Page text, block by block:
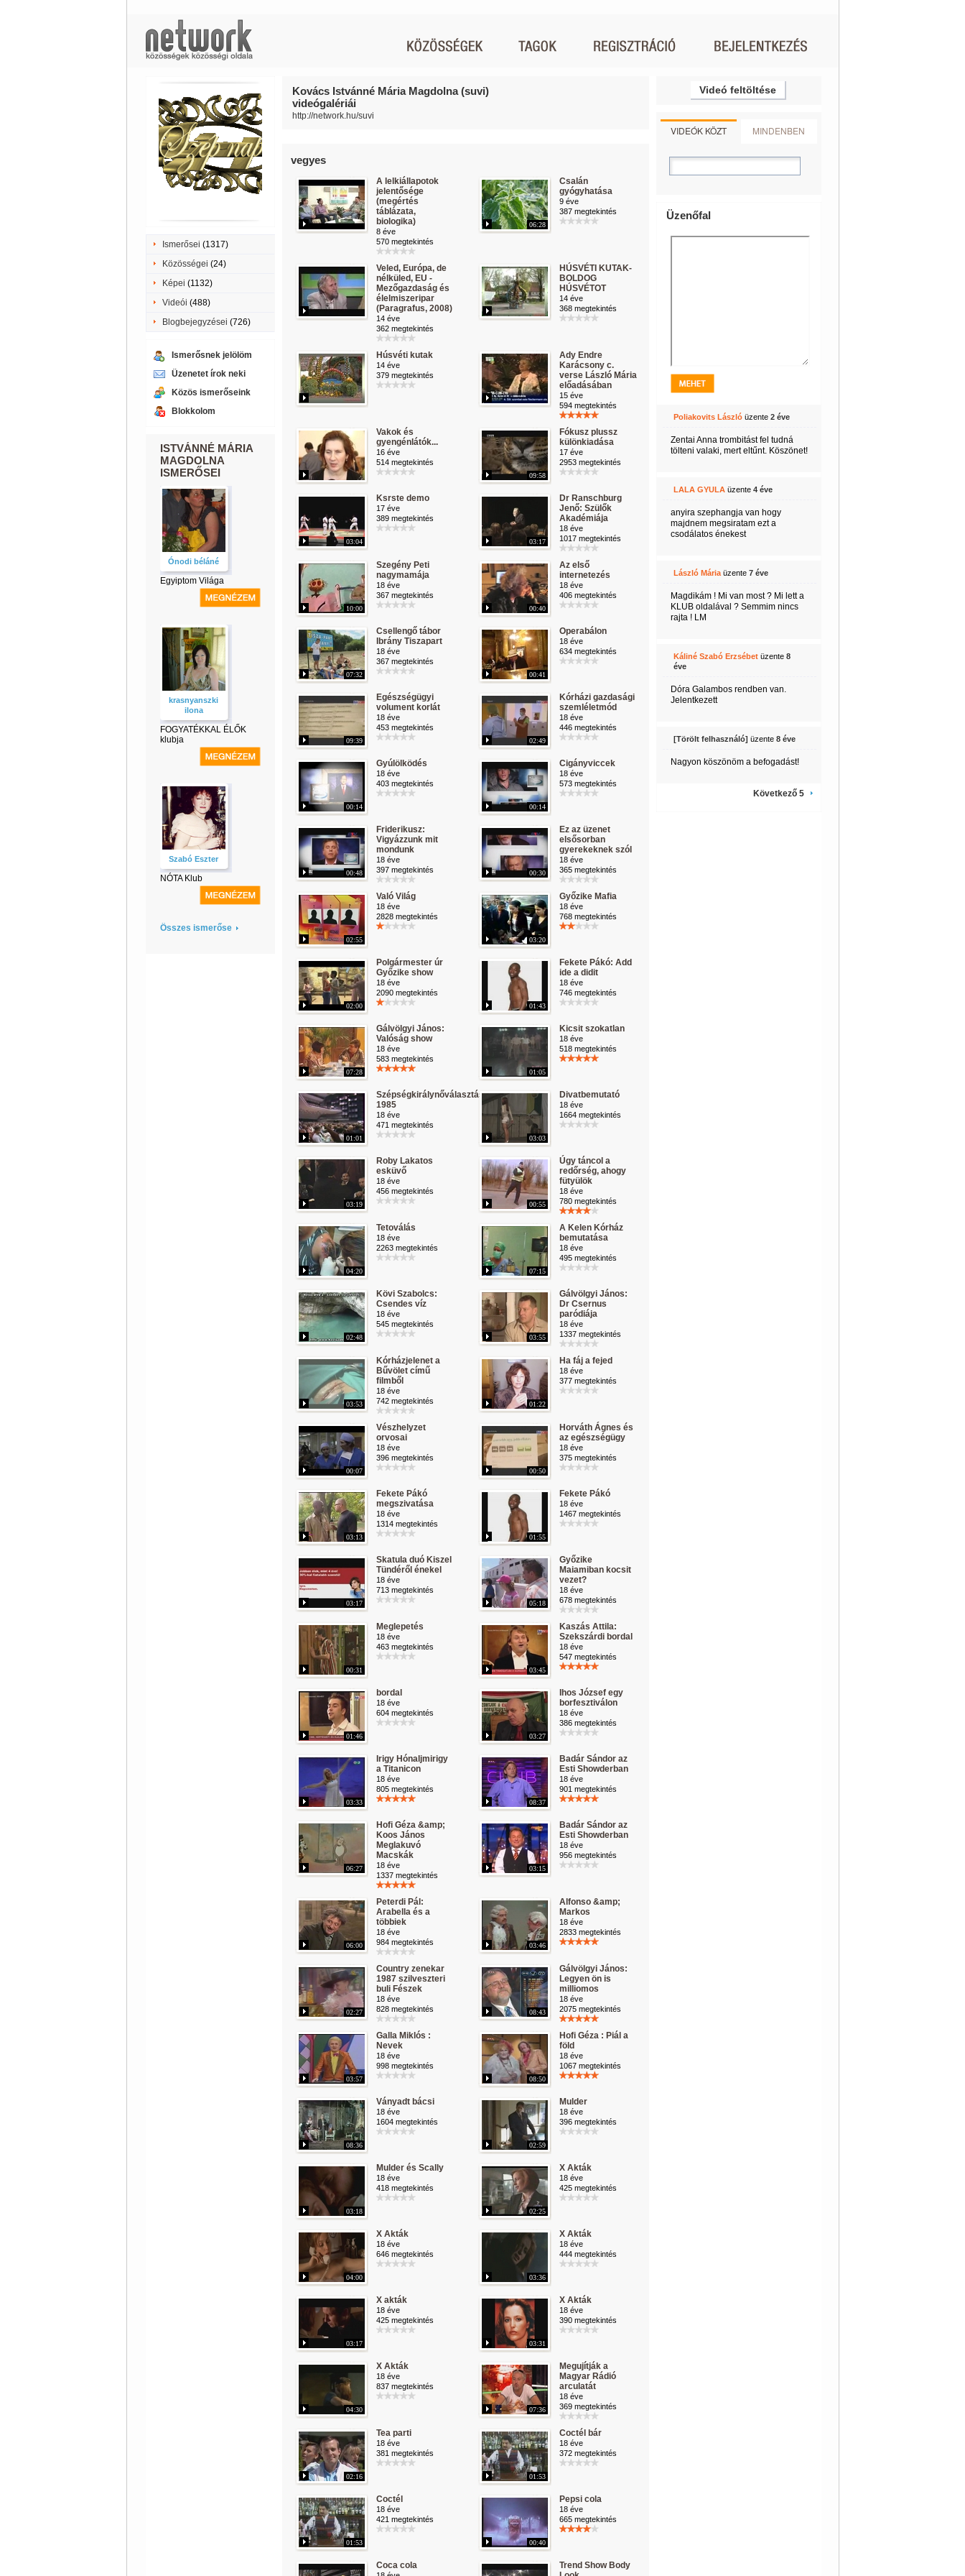
Ismerősei (1317)
Közösségei (24)
Képei (1132)
Videói (488)
Blogbejegyzései (726)
Ismerősnek jelölöm
Üzenetet írok neki
Közös ismerőseink
Blokkolom
ISTVÁNNÉ MÁRIA
MAGDOLNA
ISMERŐSEI
Ónodi béláné
Egyiptom Világa
krasnyanszki
ilona
FOGYATÉKKAL ÉLŐK
klubja
Szabó Eszter
NÓTA Klub
Összes ismerőse
Kovács Istvánné Mária Magdolna (suvi)
videógalériái
http://network.hu/suvi
vegyes
A lelkiállapotok
jelentősége
(megértés
táblázata,
biologika)
8 éve
570 megtekintés
06:28
Csalán
gyógyhatása
9 éve
387 megtekintés
Veled, Európa, de
nélküled, EU -
Mezőgazdaság és
élelmiszeripar
(Paragrafus, 2008)
14 éve
362 megtekintés
HÚSVÉTI KUTAK-
BOLDOG
HÚSVÉTOT
14 éve
368 megtekintés
Húsvéti kutak
14 éve
379 megtekintés
Ady Endre
Karácsony c.
verse László Mária
előadásában
15 éve
594 megtekintés
Vakok és
gyengénlátók...
16 éve
514 megtekintés
09:58
Fókusz plussz
különkiadása
17 éve
2953 megtekintés
03:04
Ksrste demo
17 éve
389 megtekintés
03:17
Dr Ranschburg
Jenő: Szülők
Akadémiája
18 éve
1017 megtekintés
10:00
Szegény Peti
nagymamája
18 éve
367 megtekintés
00:40
Az első
internetezés
18 éve
406 megtekintés
07:32
Csellengő tábor
Ibrány Tiszapart
18 éve
367 megtekintés
00:41
Operabálon
18 éve
634 megtekintés
09:39
Egészségügyi
volument korlát
18 éve
453 megtekintés
02:49
Kórházi gazdasági
szemléletmód
18 éve
446 megtekintés
00:14
Gyúlölködés
18 éve
403 megtekintés
00:14
Cigányviccek
18 éve
573 megtekintés
00:48
Friderikusz:
Vigyázzunk mit
mondunk
18 éve
397 megtekintés
00:30
Ez az üzenet
elsősorban
gyerekeknek szól
18 éve
365 megtekintés
02:55
Való Világ
18 éve
2828 megtekintés
03:20
Győzike Mafia
18 éve
768 megtekintés
02:00
Polgármester úr
Győzike show
18 éve
2090 megtekintés
01:43
Fekete Pákó: Add
ide a didit
18 éve
746 megtekintés
07:28
Gálvölgyi János:
Valóság show
18 éve
583 megtekintés
01:05
Kicsit szokatlan
18 éve
518 megtekintés
01:01
Szépségkirálynőválasztás
1985
18 éve
471 megtekintés
03:03
Divatbemutató
18 éve
1664 megtekintés
03:19
Roby Lakatos
esküvő
18 éve
456 megtekintés
00:55
Úgy táncol a
redőrség, ahogy
fütyülök
18 éve
780 megtekintés
04:20
Tetoválás
18 éve
2263 megtekintés
07:15
A Kelen Kórház
bemutatása
18 éve
495 megtekintés
02:48
Kövi Szabolcs:
Csendes víz
18 éve
545 megtekintés
03:55
Gálvölgyi János:
Dr Csernus
paródiája
18 éve
1337 megtekintés
03:53
Kórházjelenet a
Bűvölet című
filmből
18 éve
742 megtekintés
01:22
Ha fáj a fejed
18 éve
377 megtekintés
00:07
Vészhelyzet
orvosai
18 éve
396 megtekintés
00:50
Horváth Ágnes és
az egészségügy
18 éve
375 megtekintés
03:13
Fekete Pákó
megszivatása
18 éve
1314 megtekintés
01:55
Fekete Pákó
18 éve
1467 megtekintés
03:17
Skatula duó Kiszel
Tündéről énekel
18 éve
713 megtekintés
05:18
Győzike
Maiamiban kocsit
vezet?
18 éve
678 megtekintés
00:31
Meglepetés
18 éve
463 megtekintés
03:45
Kaszás Attila:
Szekszárdi bordal
18 éve
547 megtekintés
01:46
bordal
18 éve
604 megtekintés
03:27
Ihos József egy
borfesztiválon
18 éve
386 megtekintés
03:33
Irigy Hónaljmirigy
a Titanicon
18 éve
805 megtekintés
08:37
Badár Sándor az
Esti Showderban
18 éve
901 megtekintés
06:27
Hofi Géza &amp;
Koos János
Meglakuvó
Macskák
18 éve
1337 megtekintés
03:15
Badár Sándor az
Esti Showderban
18 éve
956 megtekintés
06:00
Peterdi Pál:
Arabella és a
többiek
18 éve
984 megtekintés
03:46
Alfonso &amp;
Markos
18 éve
2833 megtekintés
02:27
Country zenekar
1987 szilveszteri
buli Fészek
18 éve
828 megtekintés
08:43
Gálvölgyi János:
Legyen ön is
milliomos
18 éve
2075 megtekintés
03:57
Galla Miklós :
Nevek
18 éve
998 megtekintés
08:50
Hofi Géza : Piál a
föld
18 éve
1067 megtekintés
08:36
Ványadt bácsi
18 éve
1604 megtekintés
02:59
Mulder
18 éve
396 megtekintés
03:18
Mulder és Scally
18 éve
418 megtekintés
02:25
X Akták
18 éve
425 megtekintés
04:00
X Akták
18 éve
646 megtekintés
03:36
X Akták
18 éve
444 megtekintés
03:17
X akták
18 éve
425 megtekintés
03:31
X Akták
18 éve
390 megtekintés
04:30
X Akták
18 éve
837 megtekintés
07:36
Megujítják a
Magyar Rádió
arculatát
18 éve
369 megtekintés
02:16
Tea parti
18 éve
381 megtekintés
01:53
Coctél bár
18 éve
372 megtekintés
01:53
Coctél
18 éve
421 megtekintés
00:40
Pepsi cola
18 éve
665 megtekintés
Coca cola
Trend Show Body
Videó feltöltése
VIDEÓK KÖZT MINDENBEN
Üzenőfal
Poliakovits Lászlóüzente 2 éve
Zentai Anna trombitást fel tudná
tölteni valaki, mert eltűnt. Köszönet!
LALA GYULAüzente 4 éve
anyira szephangja van hogy
majdnem megsiratam ezt a
csodálatos énekest
László Máriaüzente 7 éve
Magdikám ! Mi van most ? Mi lett a
KLUB oldalával ? Semmim nincs
rajta ! LM
Káliné Szabó Erzsébetüzente 8
éve
Dóra Galambos rendben van.
Jelentkezett
[Törölt felhasználó] üzente 8 éve
Nagyon köszönöm a befogadást!
Következő 5